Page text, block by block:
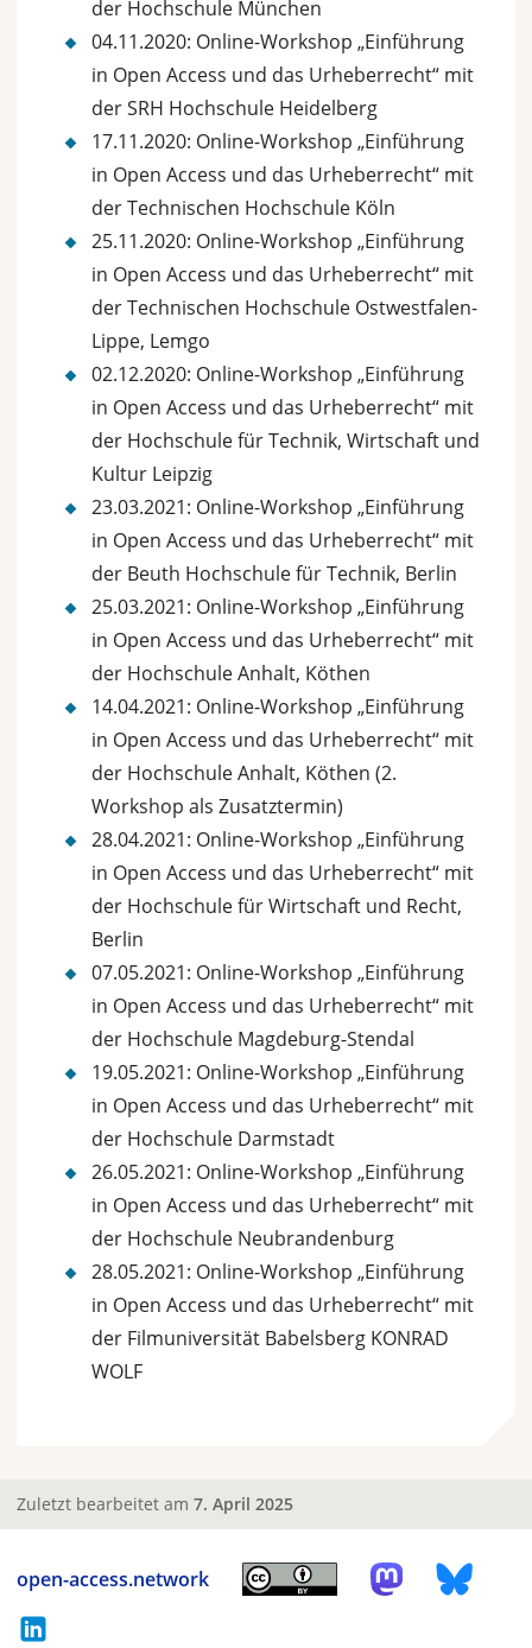
der Hochschule München
04.11.2020: Online-Workshop „Einführung
in Open Access und das Urheberrecht“ mit
der SRH Hochschule Heidelberg
17.11.2020: Online-Workshop „Einführung
in Open Access und das Urheberrecht“ mit
der Technischen Hochschule Köln
25.11.2020: Online-Workshop „Einführung
in Open Access und das Urheberrecht“ mit
der Technischen Hochschule Ostwestfalen-
Lippe, Lemgo
02.12.2020: Online-Workshop „Einführung
in Open Access und das Urheberrecht“ mit
der Hochschule für Technik, Wirtschaft und
Kultur Leipzig
23.03.2021: Online-Workshop „Einführung
in Open Access und das Urheberrecht“ mit
der Beuth Hochschule für Technik, Berlin
25.03.2021: Online-Workshop „Einführung
in Open Access und das Urheberrecht“ mit
der Hochschule Anhalt, Köthen
14.04.2021: Online-Workshop „Einführung
in Open Access und das Urheberrecht“ mit
der Hochschule Anhalt, Köthen (2.
Workshop als Zusatztermin)
28.04.2021: Online-Workshop „Einführung
in Open Access und das Urheberrecht“ mit
der Hochschule für Wirtschaft und Recht,
Berlin
07.05.2021: Online-Workshop „Einführung
in Open Access und das Urheberrecht“ mit
der Hochschule Magdeburg-Stendal
19.05.2021: Online-Workshop „Einführung
in Open Access und das Urheberrecht“ mit
der Hochschule Darmstadt
26.05.2021: Online-Workshop „Einführung
in Open Access und das Urheberrecht“ mit
der Hochschule Neubrandenburg
28.05.2021: Online-Workshop „Einführung
in Open Access und das Urheberrecht“ mit
der Filmuniversität Babelsberg KONRAD
WOLF
Zuletzt bearbeitet am 7. April 2025
open-access.network